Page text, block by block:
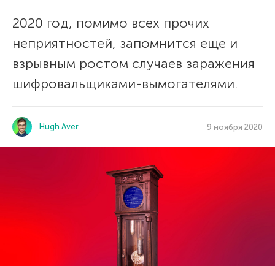
2020 год, помимо всех прочих
неприятностей, запомнится еще и
взрывным ростом случаев заражения
шифровальщиками-вымогателями.
Hugh Aver 9 ноября 2020